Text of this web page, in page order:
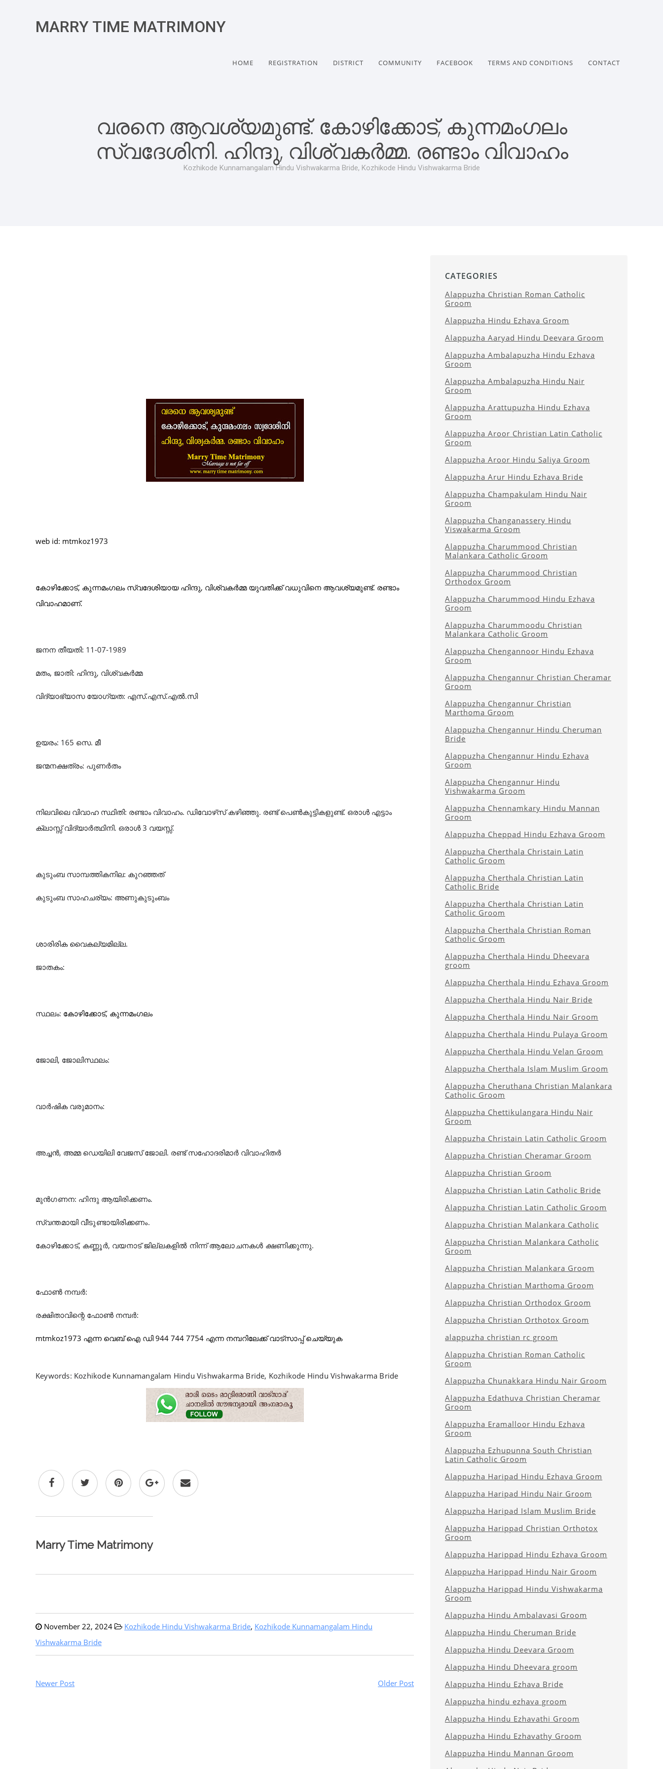
MARRY TIME MATRIMONY
HOME REGISTRATION DISTRICT COMMUNITY FACEBOOK TERMS AND CONDITIONS CONTACT
വരനെ ആവശ്യമുണ്ട്. കോഴിക്കോട്, കുന്നമംഗലം
സ്വദേശിനി. ഹിന്ദു, വിശ്വകർമ്മ. രണ്ടാം വിവാഹം
Kozhikode Kunnamangalam Hindu Vishwakarma Bride, Kozhikode Hindu Vishwakarma Bride
web id: mtmkoz1973
കോഴിക്കോട്, കുന്നമംഗലം സ്വദേശിയായ ഹിന്ദു, വിശ്വകർമ്മ യുവതിക്ക് വധുവിനെ ആവശ്യമുണ്ട്. രണ്ടാം
വിവാഹമാണ്.
ജനന തീയതി: 11-07-1989
മതം, ജാതി: ഹിന്ദു, വിശ്വകർമ്മ
വിദ്യാഭ്യാസ യോഗ്യത: എസ്.എസ്.എൽ.സി
ഉയരം: 165 സെ. മീ
ജന്മനക്ഷത്രം: പുണർതം
നിലവിലെ വിവാഹ സ്ഥിതി: രണ്ടാം വിവാഹം. ഡിവോഴ്‌സ് കഴിഞ്ഞു. രണ്ട് പെൺകുട്ടികളുണ്ട്. ഒരാൾ എട്ടാം
ക്ലാസ്സ് വിദ്യാർത്ഥിനി. ഒരാൾ 3 വയസ്സ്.
കുടുംബ സാമ്പത്തികനില: കുറഞ്ഞത്
കുടുംബ സാഹചര്യം: അണുകുടുംബം
ശാരിരിക വൈകല്യമില്ല.
ജാതകം:
സ്ഥലം: കോഴിക്കോട്, കുന്നമംഗലം
ജോലി, ജോലിസ്ഥലം:
വാർഷിക വരുമാനം:
അച്ചൻ, അമ്മ ഡെയിലി വേജസ് ജോലി. രണ്ട് സഹോദരിമാർ വിവാഹിതർ
മുൻ‌ഗണന: ഹിന്ദു ആയിരിക്കണം.
സ്വന്തമായി വീടുണ്ടായിരിക്കണം.
കോഴിക്കോട്, കണ്ണൂർ, വയനാട് ജില്ലകളിൽ നിന്ന് ആലോചനകൾ ക്ഷണിക്കുന്നു.
ഫോൺ നമ്പർ:
രക്ഷിതാവിന്റെ ഫോൺ നമ്പർ:
mtmkoz1973 എന്ന വെബ് ഐ ഡി 944 744 7754 എന്ന നമ്പറിലേക്ക് വാട്‌സാപ്പ് ചെയ്യുക
Keywords: Kozhikode Kunnamangalam Hindu Vishwakarma Bride, Kozhikode Hindu Vishwakarma Bride
Marry Time Matrimony
November 22, 2024 Kozhikode Hindu Vishwakarma Bride, Kozhikode Kunnamangalam Hindu
Vishwakarma Bride
Newer Post Older Post
CATEGORIES
Alappuzha Christian Roman Catholic
Groom
Alappuzha Hindu Ezhava Groom
Alappuzha Aaryad Hindu Deevara Groom
Alappuzha Ambalapuzha Hindu Ezhava
Groom
Alappuzha Ambalapuzha Hindu Nair
Groom
Alappuzha Arattupuzha Hindu Ezhava
Groom
Alappuzha Aroor Christian Latin Catholic
Groom
Alappuzha Aroor Hindu Saliya Groom
Alappuzha Arur Hindu Ezhava Bride
Alappuzha Champakulam Hindu Nair
Groom
Alappuzha Changanassery Hindu
Viswakarma Groom
Alappuzha Charummood Christian
Malankara Catholic Groom
Alappuzha Charummood Christian
Orthodox Groom
Alappuzha Charummood Hindu Ezhava
Groom
Alappuzha Charummoodu Christian
Malankara Catholic Groom
Alappuzha Chengannoor Hindu Ezhava
Groom
Alappuzha Chengannur Christian Cheramar
Groom
Alappuzha Chengannur Christian
Marthoma Groom
Alappuzha Chengannur Hindu Cheruman
Bride
Alappuzha Chengannur Hindu Ezhava
Groom
Alappuzha Chengannur Hindu
Vishwakarma Groom
Alappuzha Chennamkary Hindu Mannan
Groom
Alappuzha Cheppad Hindu Ezhava Groom
Alappuzha Cherthala Christain Latin
Catholic Groom
Alappuzha Cherthala Christian Latin
Catholic Bride
Alappuzha Cherthala Christian Latin
Catholic Groom
Alappuzha Cherthala Christian Roman
Catholic Groom
Alappuzha Cherthala Hindu Dheevara
groom
Alappuzha Cherthala Hindu Ezhava Groom
Alappuzha Cherthala Hindu Nair Bride
Alappuzha Cherthala Hindu Nair Groom
Alappuzha Cherthala Hindu Pulaya Groom
Alappuzha Cherthala Hindu Velan Groom
Alappuzha Cherthala Islam Muslim Groom
Alappuzha Cheruthana Christian Malankara
Catholic Groom
Alappuzha Chettikulangara Hindu Nair
Groom
Alappuzha Christain Latin Catholic Groom
Alappuzha Christian Cheramar Groom
Alappuzha Christian Groom
Alappuzha Christian Latin Catholic Bride
Alappuzha Christian Latin Catholic Groom
Alappuzha Christian Malankara Catholic
Alappuzha Christian Malankara Catholic
Groom
Alappuzha Christian Malankara Groom
Alappuzha Christian Marthoma Groom
Alappuzha Christian Orthodox Groom
Alappuzha Christian Orthotox Groom
alappuzha christian rc groom
Alappuzha Christian Roman Catholic
Groom
Alappuzha Chunakkara Hindu Nair Groom
Alappuzha Edathuva Christian Cheramar
Groom
Alappuzha Eramalloor Hindu Ezhava
Groom
Alappuzha Ezhupunna South Christian
Latin Catholic Groom
Alappuzha Haripad Hindu Ezhava Groom
Alappuzha Haripad Hindu Nair Groom
Alappuzha Haripad Islam Muslim Bride
Alappuzha Harippad Christian Orthotox
Groom
Alappuzha Harippad Hindu Ezhava Groom
Alappuzha Harippad Hindu Nair Groom
Alappuzha Harippad Hindu Vishwakarma
Groom
Alappuzha Hindu Ambalavasi Groom
Alappuzha Hindu Cheruman Bride
Alappuzha Hindu Deevara Groom
Alappuzha Hindu Dheevara groom
Alappuzha Hindu Ezhava Bride
Alappuzha hindu ezhava groom
Alappuzha Hindu Ezhavathi Groom
Alappuzha Hindu Ezhavathy Groom
Alappuzha Hindu Mannan Groom